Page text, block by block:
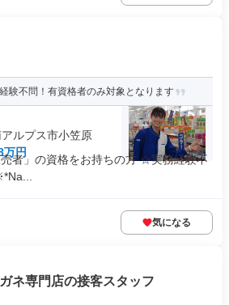
験不問！有資格者のみ対象となります
ルプス市小笠原
万円
者」の資格をお持ちの方 ☆実務経験不
気になる
ネ専門店の接客スタッフ